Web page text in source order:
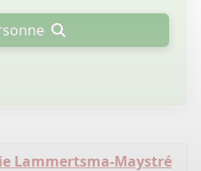
Lammertsma-Maystré